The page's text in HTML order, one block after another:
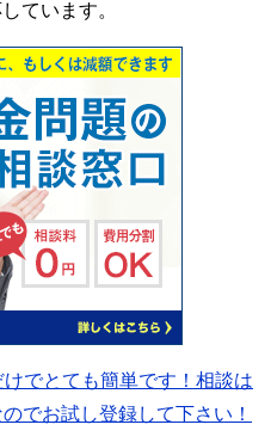
ています。
でとても簡単です！相談は
でお試し登録して下さい！